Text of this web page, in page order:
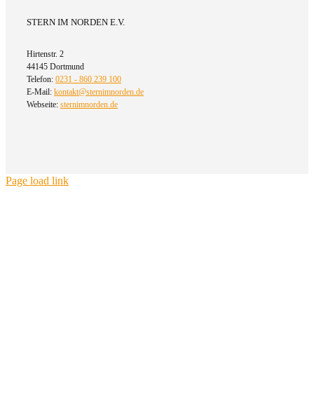
STERN IM NORDEN E.V.
Hirtenstr. 2
44145 Dortmund
Telefon: 0231 - 860 239 100
E-Mail: kontakt@sternimnorden.de
Webseite: sternimnorden.de
Page load link